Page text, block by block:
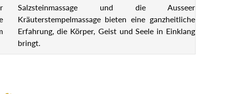
Salzsteinmassage und die Ausseer
Kräuterstempelmassage bieten eine ganzheitliche
Erfahrung, die Körper, Geist und Seele in Einklang
bringt.